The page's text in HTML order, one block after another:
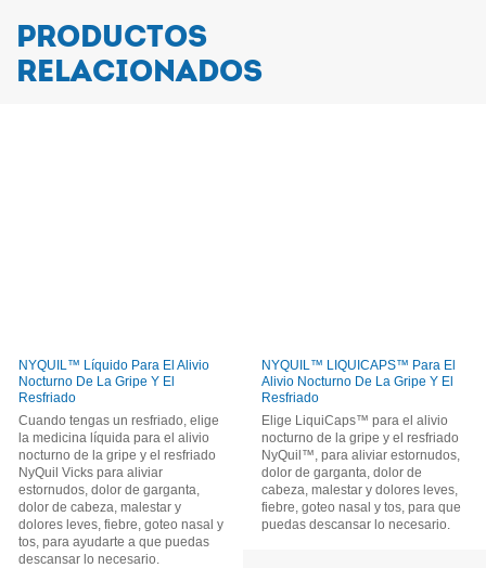
PRODUCTOS
RELACIONADOS
NYQUIL™ Líquido Para El Alivio
Nocturno De La Gripe Y El
Resfriado
Cuando tengas un resfriado, elige
la medicina líquida para el alivio
nocturno de la gripe y el resfriado
NyQuil Vicks para aliviar
estornudos, dolor de garganta,
dolor de cabeza, malestar y
dolores leves, fiebre, goteo nasal y
tos, para ayudarte a que puedas
descansar lo necesario.
NYQUIL™ LIQUICAPS™ Para El
Alivio Nocturno De La Gripe Y El
Resfriado
Elige LiquiCaps™ para el alivio
nocturno de la gripe y el resfriado
NyQuil™, para aliviar estornudos,
dolor de garganta, dolor de
cabeza, malestar y dolores leves,
fiebre, goteo nasal y tos, para que
puedas descansar lo necesario.